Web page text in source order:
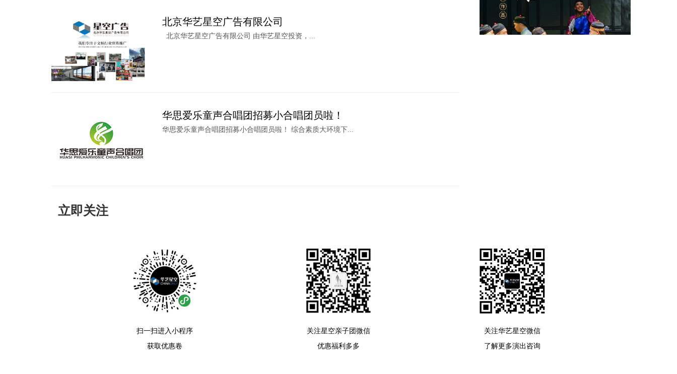
北京华艺星空广告有限公司
北京华艺星空广告有限公司 由华艺星空投资，...
华思爱乐童声合唱团招募小合唱团员啦！
华思爱乐童声合唱团招募小合唱团员啦！ 综合素质大环境下...
立即关注
扫一扫进入小程序
获取优惠卷
关注星空亲子团微信
优惠福利多多
关注华艺星空微信
了解更多演出咨询